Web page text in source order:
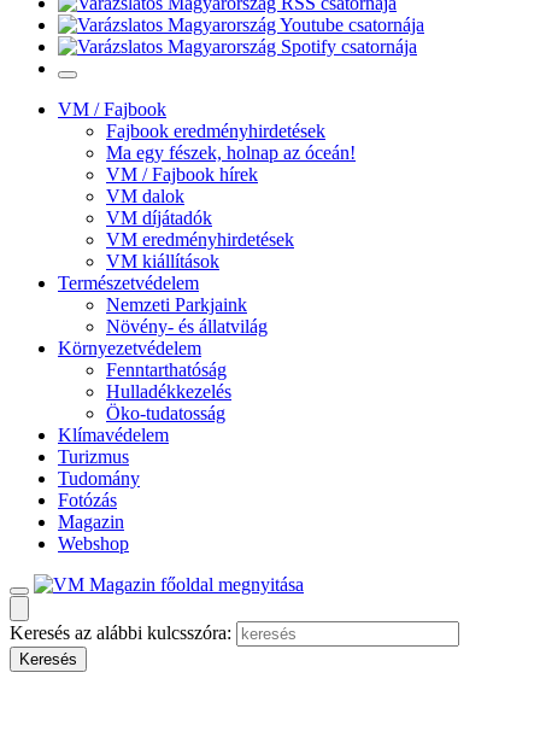
VM / Fajbook
Fajbook eredményhirdetések
Ma egy fészek, holnap az óceán!
VM / Fajbook hírek
VM dalok
VM díjátadók
VM eredményhirdetések
VM kiállítások
Természetvédelem
Nemzeti Parkjaink
Növény- és állatvilág
Környezetvédelem
Fenntarthatóság
Hulladékkezelés
Öko-tudatosság
Klímavédelem
Turizmus
Tudomány
Fotózás
Magazin
Webshop
Keresés az alábbi kulcsszóra: